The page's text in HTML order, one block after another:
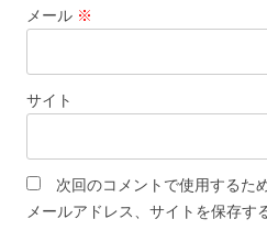
メール ※
サイト
次回のコメントで使用するた
メールアドレス、サイトを保存する